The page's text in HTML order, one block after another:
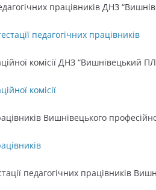
працівників ДНЗ
педагогічних працівників
комісії ДНЗ “Вишнівецький
комісії
Вишнівецького
педагогічних працівників